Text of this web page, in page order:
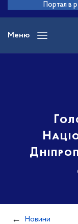
основного
вмісту
Портал в
Меню
Новини